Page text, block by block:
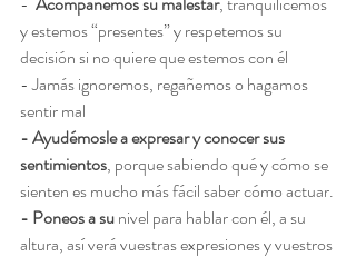
y estemos “presentes” y respetemos su
decisión si no quiere que estemos con él
- Jamás ignoremos, regañemos o hagamos
sentir mal
- Ayudémosle a expresar y conocer sus
sentimientos, porque sabiendo qué y cómo se
sienten es mucho más fácil saber cómo actuar.
- Poneos a su nivel para hablar con él, a su
altura, así verá vuestras expresiones y vuestros